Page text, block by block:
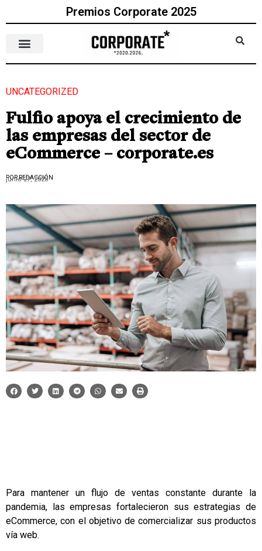
Premios Corporate 2025
UNCATEGORIZED
Fulfio apoya el crecimiento de
las empresas del sector de
eCommerce – corporate.es
POR REDACCIÓN
junio 27, 2023
Para mantener un flujo de ventas constante durante la
pandemia, las empresas fortalecieron sus estrategias de
eCommerce, con el objetivo de comercializar sus productos
vía web.